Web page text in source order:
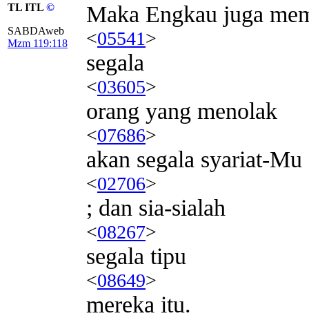
TL ITL ©
SABDAweb
Mzm 119:118
Maka Engkau juga
<05541>
segala
<03605>
orang yang menolak
<07686>
akan segala syariat-Mu
<02706>
; dan sia-sialah
<08267>
segala tipu
<08649>
mereka itu.